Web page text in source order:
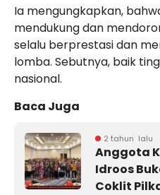
Ia mengungkapkan,
mendukung dan
selalu berprestasi dan
lomba. Sebutnya, baik
nasional.
Baca Juga
2 tahun lalu
Anggota
Idroos
Coklit